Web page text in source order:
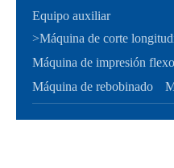
Equipo auxiliar
>Máquina de corte
Máquina de impresión
Máquina de rebobinado